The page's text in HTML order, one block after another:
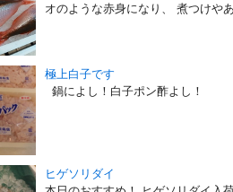
オのような赤身になり、 煮つけ
極上白子です
鍋によし！白子ポン酢よし！
ヒゲソリダイ